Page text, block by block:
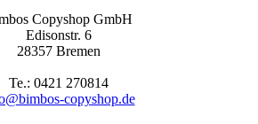
Copyshop GmbH
Edisonstr. 6
28357 Bremen
Te.: 0421 270814
copyshop.de